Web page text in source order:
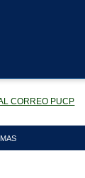
CORREO PUCP